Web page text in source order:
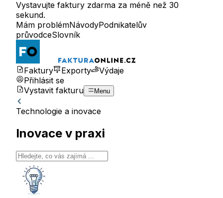
Vystavujte faktury zdarma za méně než 30
sekund.
Mám problémNávodyPodnikatelův
průvodceSlovník
Faktury Exporty
Výdaje
Přihlásit se
Vystavit fakturu
Menu
Technologie a inovace
Inovace v praxi